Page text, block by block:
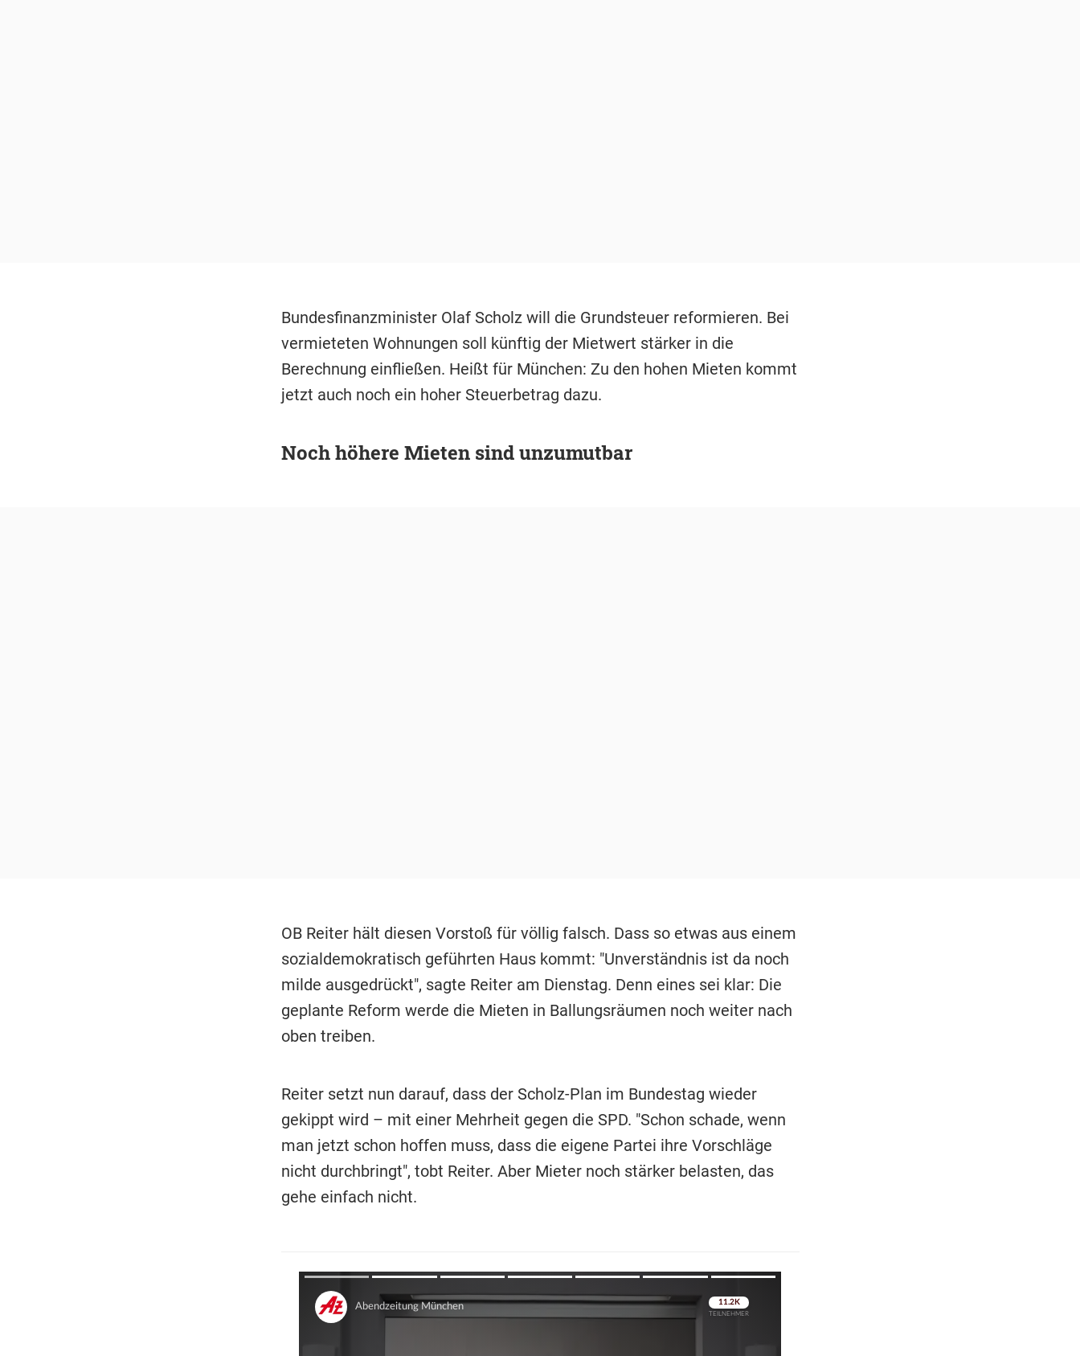
Bundesfinanzminister Olaf Scholz will die Grundsteuer reformieren. Bei
vermieteten Wohnungen soll künftig der Mietwert stärker in die
Berechnung einfließen. Heißt für München: Zu den hohen Mieten kommt
jetzt auch noch ein hoher Steuerbetrag dazu.
Noch höhere Mieten sind unzumutbar
OB Reiter hält diesen Vorstoß für völlig falsch. Dass so etwas aus einem
sozialdemokratisch geführten Haus kommt: "Unverständnis ist da noch
milde ausgedrückt", sagte Reiter am Dienstag. Denn eines sei klar: Die
geplante Reform werde die Mieten in Ballungsräumen noch weiter nach
oben treiben.
Reiter setzt nun darauf, dass der Scholz-Plan im Bundestag wieder
gekippt wird – mit einer Mehrheit gegen die SPD. "Schon schade, wenn
man jetzt schon hoffen muss, dass die eigene Partei ihre Vorschläge
nicht durchbringt", tobt Reiter. Aber Mieter noch stärker belasten, das
gehe einfach nicht.
Überspringen